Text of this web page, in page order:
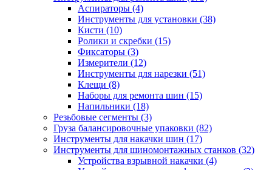
Аспираторы (4)
Инструменты для установки (38)
Кисти (10)
Ролики и скребки (15)
Фиксаторы (3)
Измерители (12)
Инструменты для нарезки (51)
Клещи (8)
Наборы для ремонта шин (15)
Напильники (18)
Резьбовые сегменты (3)
Груза балансировочные упаковки (82)
Инструменты для накачки шин (17)
Инструменты для шиномонтажных станков (32)
Устройства взрывной накачки (4)